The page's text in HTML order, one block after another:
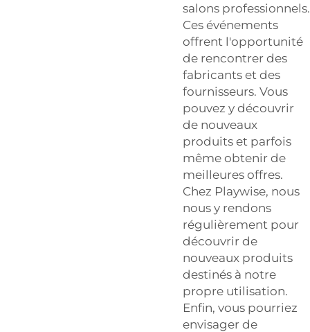
salons professionnels.
Ces événements
offrent l'opportunité
de rencontrer des
fabricants et des
fournisseurs. Vous
pouvez y découvrir
de nouveaux
produits et parfois
même obtenir de
meilleures offres.
Chez Playwise, nous
nous y rendons
régulièrement pour
découvrir de
nouveaux produits
destinés à notre
propre utilisation.
Enfin, vous pourriez
envisager de